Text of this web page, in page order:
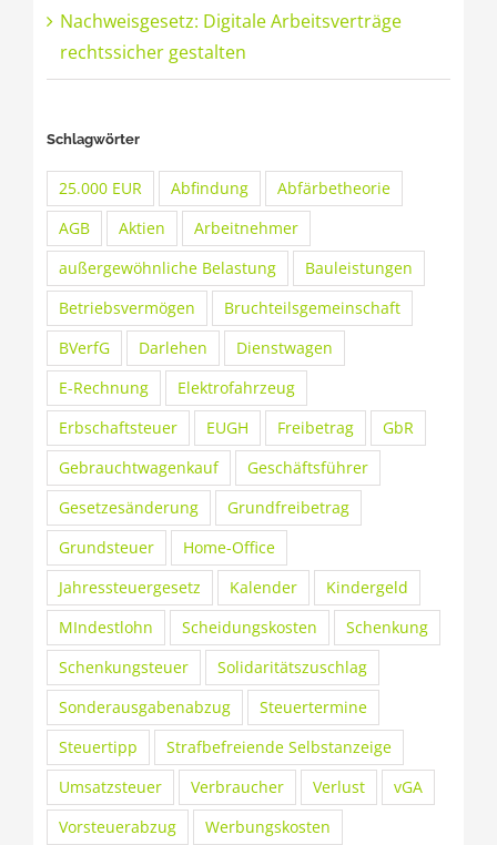
Nachweisgesetz: Digitale Arbeitsverträge
rechtssicher gestalten
Schlagwörter
25.000 EUR Abfindung
Abfärbetheorie
AGB
Aktien
Arbeitnehmer
außergewöhnliche Belastung
Bauleistungen
Betriebsvermögen
Bruchteilsgemeinschaft
BVerfG
Darlehen
Dienstwagen
E-Rechnung
Elektrofahrzeug
Erbschaftsteuer
EUGH Freibetrag
GbR
Gebrauchtwagenkauf
Geschäftsführer
Gesetzesänderung
Grundfreibetrag
Grundsteuer
Home-Office
Jahressteuergesetz
Kalender
Kindergeld
MIndestlohn
Scheidungskosten
Schenkung
Schenkungsteuer
Solidaritätszuschlag
Sonderausgabenabzug
Steuertermine
Steuertipp
Strafbefreiende Selbstanzeige
Umsatzsteuer
Verbraucher Verlust
vGA
Vorsteuerabzug
Werbungskosten